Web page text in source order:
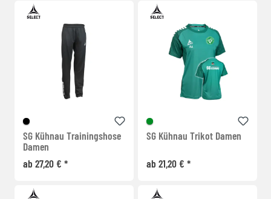
SG Kühnau Trainingshose
Damen
ab 27,20 € *
SG Kühnau Trikot Damen
ab 21,20 € *